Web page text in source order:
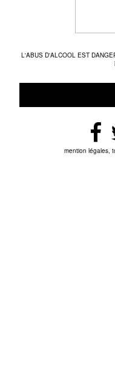
L'ABUS D'ALCOOL EST
mention légales,